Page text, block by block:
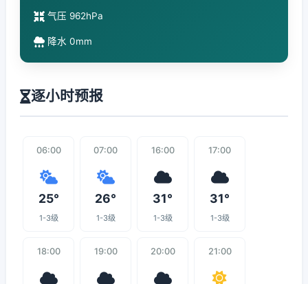
气压 962hPa
降水 0mm
逐小时预报
06:00
25°
1-3级
07:00
26°
1-3级
16:00
31°
1-3级
17:00
31°
1-3级
18:00 19:00 20:00 21:00